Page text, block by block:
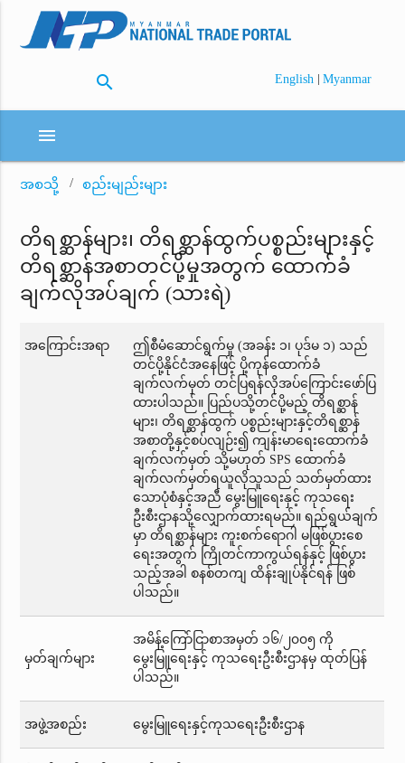
search English | Myanmar
menu
အစသို့ စည်းမျည်းများ
တိရစ္ဆာန်များ၊ တိရစ္ဆာန်ထွက်ပစ္စည်းများနှင့်
တိရစ္ဆာန်အစာတင်ပို့မှုအတွက် ထောက်ခံ
ချက်လိုအပ်ချက် (သားရဲ)
အကြောင်းအရာ
ဤစီမံဆောင်ရွက်မှု (အခန်း ၁၊ ပုဒ်မ ၁) သည်
တင်ပို့နိုင်ငံအနေဖြင့် ပို့ကုန်ထောက်ခံ
ချက်လက်မှတ် တင်ပြရန်လိုအပ်ကြောင်းဖော်ပြ
ထားပါသည်။ ပြည်ပသို့တင်ပို့မည့် တိရစ္ဆာန်
များ၊ တိရစ္ဆာန်ထွက် ပစ္စည်းများနှင့်တိရစ္ဆာန်
အစာတို့နှင့်စပ်လျဉ်း၍ ကျန်းမာရေးထောက်ခံ
ချက်လက်မှတ် သို့မဟုတ် SPS ထောက်ခံ
ချက်လက်မှတ်ရယူလိုသူသည် သတ်မှတ်ထား
သောပုံစံနှင့်အညီ မွေးမြူရေးနှင့် ကုသရေး
ဦးစီးဌာနသို့လျှောက်ထားရမည်။ ရည်ရွယ်ချက်
မှာ တိရစ္ဆာန်များ ကူးစက်ရောဂါ မဖြစ်ပွားစေ
ရေးအတွက် ကြိုတင်ကာကွယ်ရန်နှင့် ဖြစ်ပွား
သည့်အခါ စနစ်တကျ ထိန်းချုပ်နိုင်ရန် ဖြစ်
ပါသည်။
မှတ်ချက်များ
အမိန့်ကြော်ငြာစာအမှတ် ၁၆/၂၀၀၅ ကို
မွေးမြူရေးနှင့် ကုသရေးဦးစီးဌာနမှ ထုတ်ပြန်
ပါသည်။
အဖွဲ့အစည်း မွေးမြူရေးနှင့်ကုသရေးဦးစီးဌာန